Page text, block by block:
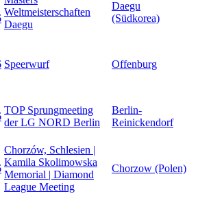
Weltmeisterschaften
Daegu
Daegu
(Südkorea)
Speerwurf Offenburg
TOP Sprungmeeting
der LG NORD Berlin
Berlin-
Reinickendorf
Chorzów, Schlesien |
Kamila Skolimowska
Memorial | Diamond
League Meeting
Chorzow (Polen)